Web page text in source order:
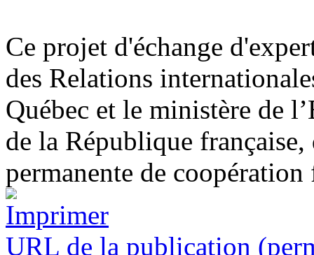
Ce projet d'échange
des Relations
Québec et le ministère de
de la République
permanente de
URL de la publication